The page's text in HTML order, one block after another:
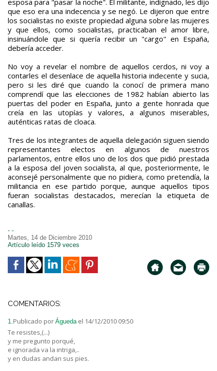
esposa para "pasar la noche". El militante, indignado, les dijo
que eso era una indecencia y se negó. Le dijeron que entre
los socialistas no existe propiedad alguna sobre las mujeres
y que ellos, como socialistas, practicaban el amor libre,
insinuándole que si quería recibir un "cargo" en España,
debería acceder.
No voy a revelar el nombre de aquellos cerdos, ni voy a
contarles el desenlace de aquella historia indecente y sucia,
pero si les diré que cuando la conocí de primera mano
comprendí que las elecciones de 1982 habían abierto las
puertas del poder en España, junto a gente honrada que
creía en las utopías y valores, a algunos miserables,
auténticas ratas de cloaca.
Tres de los integrantes de aquella delegación siguen siendo
representantes electos en algunos de nuestros
parlamentos, entre ellos uno de los dos que pidió prestada
a la esposa del joven socialista, al que, posteriormente, le
aconsejé personalmente que no pidiera, como pretendía, la
militancia en ese partido porque, aunque aquellos tipos
fueran socialistas destacados, merecían la etiqueta de
canallas.
- -
Martes, 14 de Diciembre 2010
Artículo leído 1579 veces
COMENTARIOS:
1.Publicado por Águeda el 14/12/2010 09:50
Te resistes,(...)
y me pregunto porqué,
e ignorada va la intriga,..
y en dudas andan sus pies.